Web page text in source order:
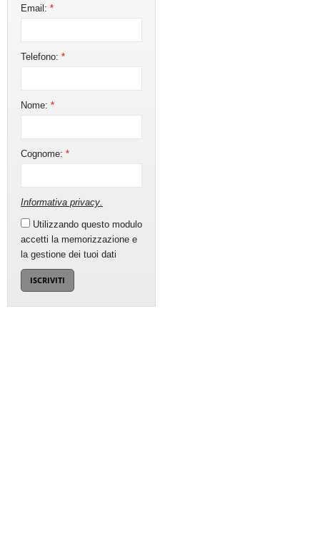
Email:*
Telefono:*
Nome:*
Cognome:*
Informativa privacy.
Utilizzando questo modulo
accetti la memorizzazione e
la gestione dei tuoi dati